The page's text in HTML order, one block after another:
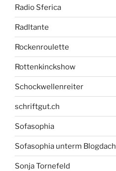
Radio Sferica
Radltante
Rockenroulette
Rottenkinckshow
Schockwellenreiter
schriftgut.ch
Sofasophia
Sofasophia unterm Blogdach
Sonja Tornefeld